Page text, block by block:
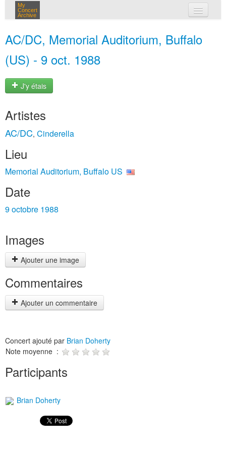
My
Concert
Archive
AC/DC, Memorial Auditorium, Buffalo
(US) - 9 oct. 1988
J'y étais
Artistes
AC/DC, Cinderella
Lieu
Memorial Auditorium, Buffalo US
Date
9 octobre 1988
Images
Ajouter une image
Commentaires
Ajouter un commentaire
Concert ajouté par Brian Doherty
Note moyenne :
Participants
Brian Doherty